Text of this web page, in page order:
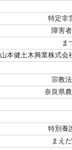
特定非
障害
ま
山本健土木興業株式会
宗教
奈良県
特別養
まえ